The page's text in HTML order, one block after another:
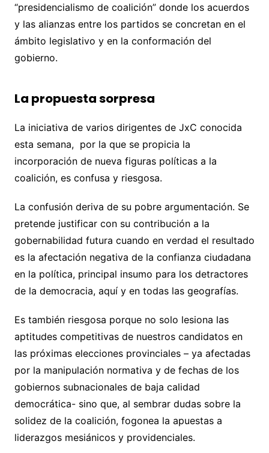
“presidencialismo de coalición” donde los acuerdos
y las alianzas entre los partidos se concretan en el
ámbito legislativo y en la conformación del
gobierno.
La propuesta sorpresa
La iniciativa de varios dirigentes de JxC conocida
esta semana, por la que se propicia la
incorporación de nueva figuras políticas a la
coalición, es confusa y riesgosa.
La confusión deriva de su pobre argumentación. Se
pretende justificar con su contribución a la
gobernabilidad futura cuando en verdad el resultado
es la afectación negativa de la confianza ciudadana
en la política, principal insumo para los detractores
de la democracia, aquí y en todas las geografías.
Es también riesgosa porque no solo lesiona las
aptitudes competitivas de nuestros candidatos en
las próximas elecciones provinciales – ya afectadas
por la manipulación normativa y de fechas de los
gobiernos subnacionales de baja calidad
democrática- sino que, al sembrar dudas sobre la
solidez de la coalición, fogonea la apuestas a
liderazgos mesiánicos y providenciales.